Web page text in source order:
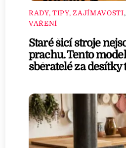
RADY, TIPY, ZAJÍMAVOSTI,
VAŘENÍ
Staré šicí stroje
prachu. Tento
sběratelé za desítky